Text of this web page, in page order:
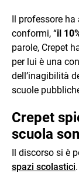
Il professore ha
conformi, “il
parole, Crepet
per lui è una
dell’inagibilità
scuole
Crepet
scuola
Il discorso si è
spazi scolastici